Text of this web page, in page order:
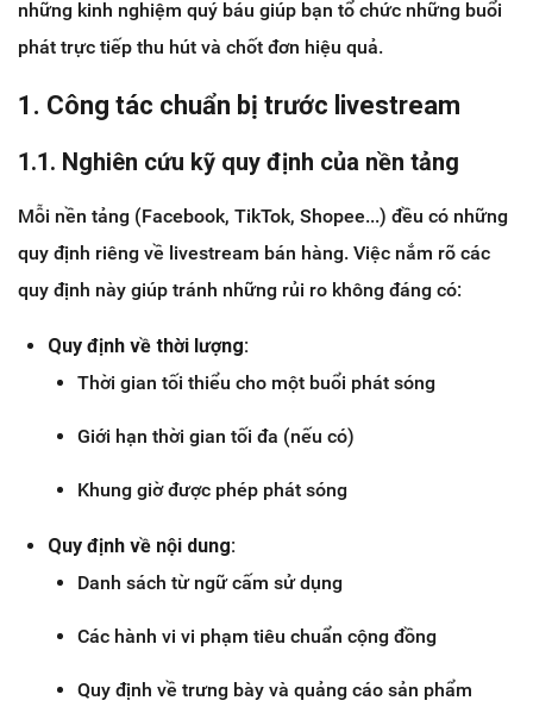
những kinh nghiệm quý báu giúp bạn tổ chức những buổi
phát trực tiếp thu hút và chốt đơn hiệu quả.
1. Công tác chuẩn bị trước livestream
1.1. Nghiên cứu kỹ quy định của nền tảng
Mỗi nền tảng (Facebook, TikTok, Shopee...) đều có những
quy định riêng về livestream bán hàng. Việc nắm rõ các
quy định này giúp tránh những rủi ro không đáng có:
Quy định về thời lượng:
Thời gian tối thiểu cho một buổi phát sóng
Giới hạn thời gian tối đa (nếu có)
Khung giờ được phép phát sóng
Quy định về nội dung:
Danh sách từ ngữ cấm sử dụng
Các hành vi vi phạm tiêu chuẩn cộng đồng
Quy định về trưng bày và quảng cáo sản phẩm